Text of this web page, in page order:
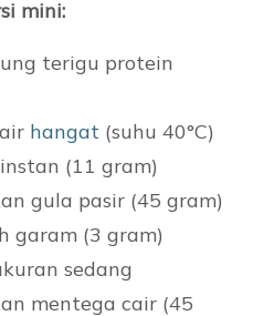
mini:
terigu protein
hangat (suhu 40°C)
(11 gram)
gula pasir (45 gram)
garam (3 gram)
sedang
mentega cair (45